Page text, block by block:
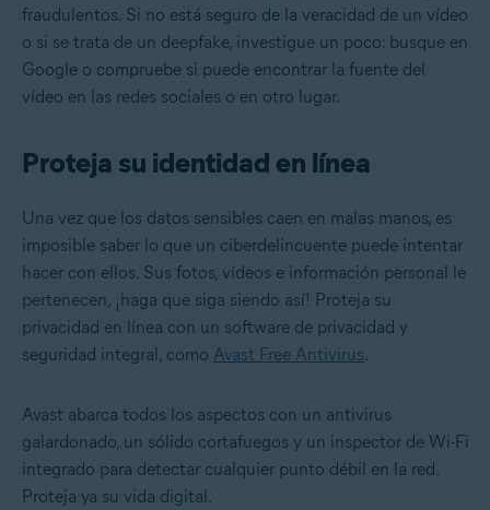
fraudulentos. Si no está seguro de la veracidad de un vídeo
o si se trata de un deepfake, investigue un poco: busque en
Google o compruebe si puede encontrar la fuente del
vídeo en las redes sociales o en otro lugar.
Proteja su identidad en línea
Una vez que los datos sensibles caen en malas manos, es
imposible saber lo que un ciberdelincuente puede intentar
hacer con ellos. Sus fotos, vídeos e información personal le
pertenecen, ¡haga que siga siendo así! Proteja su
privacidad en línea con un software de privacidad y
seguridad integral, como Avast Free Antivirus.
Avast abarca todos los aspectos con un antivirus
galardonado, un sólido cortafuegos y un inspector de Wi-Fi
integrado para detectar cualquier punto débil en la red.
Proteja ya su vida digital.